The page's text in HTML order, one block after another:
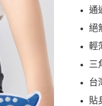
通
絕
輕
三
台
貼